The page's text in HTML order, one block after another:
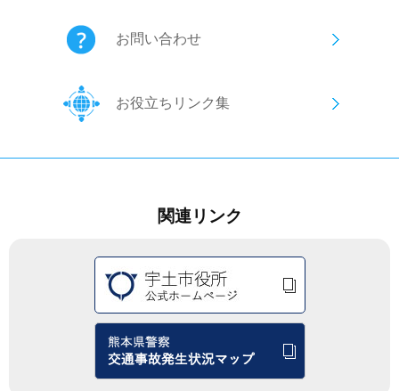
お問い合わせ
お役立ちリンク集
関連リンク